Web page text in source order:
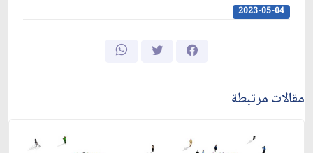
2023-05-04
مقالات مرتبطة